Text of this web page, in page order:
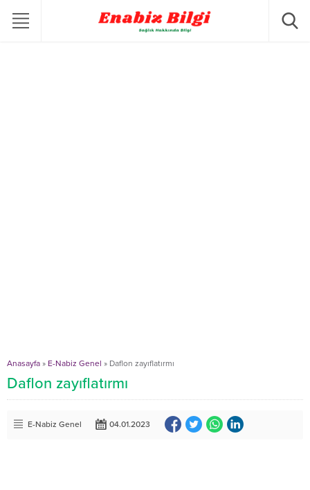
Anasayfa » E-Nabiz Genel » Daflon zayıflatırmı
Daflon zayıflatırmı
E-Nabiz Genel 04.01.2023